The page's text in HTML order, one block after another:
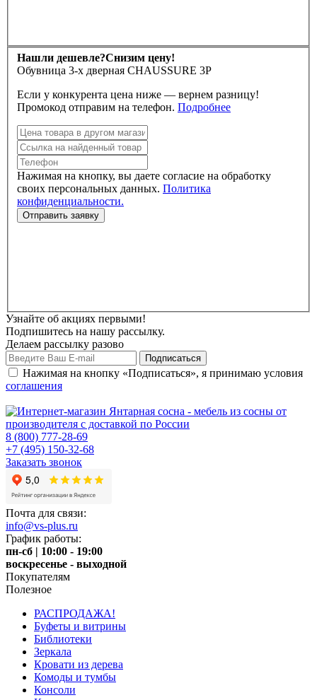
Нашли дешевле?Снизим цену!
Обувница 3-х дверная CHAUSSURE 3P
Если у конкурента цена ниже — вернем разницу!
Промокод отправим на телефон. Подробнее
Нажимая на кнопку, вы даете согласие на обработку
своих персональных данных. Политика
конфиденциальности.
Узнайте об акциях первыми!
Подпишитесь на нашу рассылку.
Делаем рассылку разово
Нажимая на кнопку «Подписаться», я принимаю условия
соглашения
8 (800) 777-28-69
+7 (495) 150-32-68
Заказать звонок
Почта для связи:
info@vs-plus.ru
График работы:
пн-сб | 10:00 - 19:00
воскресенье - выходной
Покупателям
Полезное
РАСПРОДАЖА!
Буфеты и витрины
Библиотеки
Зеркала
Кровати из дерева
Комоды и тумбы
Консоли